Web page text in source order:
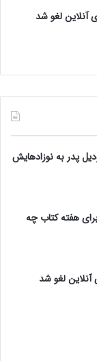
آنلاین لغو شد
پدر به نوزادهایش
برای هفته کتاب چه
لغو شد